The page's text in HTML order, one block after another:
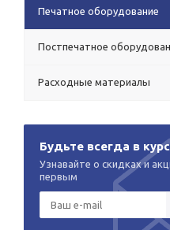
Печатное оборудование
Постпечатное
Расходные материалы
Будьте всегда в
Узнавайте о скидках и
первым